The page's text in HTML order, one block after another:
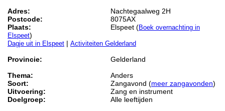
Adres:
Nachtegaalweg 2H
Postcode:
8075AX
Plaats:
Elspeet (Boek overnachting in
Elspeet)
Dagje uit in Elspeet | Activiteiten Gelderland
Provincie:
Gelderland
Thema:
Anders
Soort:
Zangavond (meer zangavonden)
Uitvoering:
Zang en instrument
Doelgroep:
Alle leeftijden